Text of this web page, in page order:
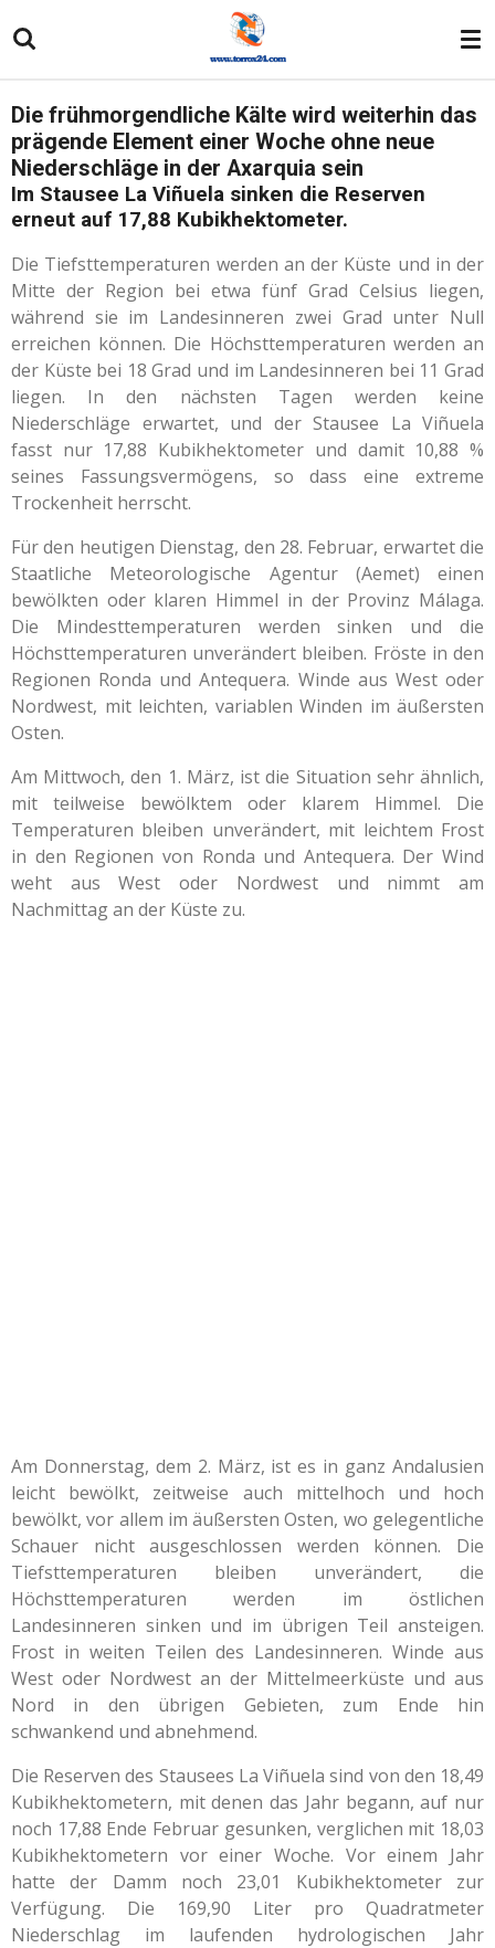
Hauptinhalt
Die frühmorgendliche Kälte wird weiterhin das
prägende Element einer Woche ohne neue
Niederschläge in der Axarquia sein
Im Stausee La Viñuela sinken die Reserven
erneut auf 17,88 Kubikhektometer.
Die Tiefsttemperaturen werden an der Küste und in der
Mitte der Region bei etwa fünf Grad Celsius liegen,
während sie im Landesinneren zwei Grad unter Null
erreichen können. Die Höchsttemperaturen werden an
der Küste bei 18 Grad und im Landesinneren bei 11 Grad
liegen. In den nächsten Tagen werden keine
Niederschläge erwartet, und der Stausee La Viñuela
fasst nur 17,88 Kubikhektometer und damit 10,88 %
seines Fassungsvermögens, so dass eine extreme
Trockenheit herrscht.
Für den heutigen Dienstag, den 28. Februar, erwartet die
Staatliche Meteorologische Agentur (Aemet) einen
bewölkten oder klaren Himmel in der Provinz Málaga.
Die Mindesttemperaturen werden sinken und die
Höchsttemperaturen unverändert bleiben. Fröste in den
Regionen Ronda und Antequera. Winde aus West oder
Nordwest, mit leichten, variablen Winden im äußersten
Osten.
Am Mittwoch, den 1. März, ist die Situation sehr ähnlich,
mit teilweise bewölktem oder klarem Himmel. Die
Temperaturen bleiben unverändert, mit leichtem Frost
in den Regionen von Ronda und Antequera. Der Wind
weht aus West oder Nordwest und nimmt am
Nachmittag an der Küste zu.
Am Donnerstag, dem 2. März, ist es in ganz Andalusien
leicht bewölkt, zeitweise auch mittelhoch und hoch
bewölkt, vor allem im äußersten Osten, wo gelegentliche
Schauer nicht ausgeschlossen werden können. Die
Tiefsttemperaturen bleiben unverändert, die
Höchsttemperaturen werden im östlichen
Landesinneren sinken und im übrigen Teil ansteigen.
Frost in weiten Teilen des Landesinneren. Winde aus
West oder Nordwest an der Mittelmeerküste und aus
Nord in den übrigen Gebieten, zum Ende hin
schwankend und abnehmend.
Die Reserven des Stausees La Viñuela sind von den 18,49
Kubikhektometern, mit denen das Jahr begann, auf nur
noch 17,88 Ende Februar gesunken, verglichen mit 18,03
Kubikhektometern vor einer Woche. Vor einem Jahr
hatte der Damm noch 23,01 Kubikhektometer zur
Verfügung. Die 169,90 Liter pro Quadratmeter
Niederschlag im laufenden hydrologischen Jahr